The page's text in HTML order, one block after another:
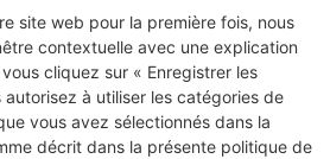
site web pour la première fois, nous
contextuelle avec une explication
cliquez sur « Enregistrer les
à utiliser les catégories de
vous avez sélectionnés dans la
décrit dans la présente politique de